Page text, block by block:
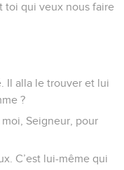
toi qui veux nous faire
Il alla le trouver et lui
?
Seigneur, pour
C’est lui-même qui